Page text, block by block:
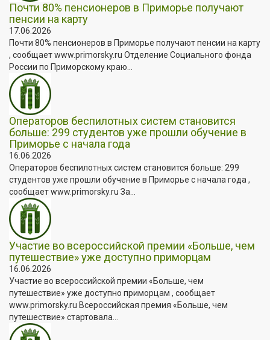
Почти 80% пенсионеров в Приморье получают
пенсии на карту
17.06.2026
Почти 80% пенсионеров в Приморье получают пенсии на карту
, сообщает www.primorsky.ru Отделение Социального фонда
России по Приморскому краю...
Операторов беспилотных систем становится
больше: 299 студентов уже прошли обучение в
Приморье с начала года
16.06.2026
Операторов беспилотных систем становится больше: 299
студентов уже прошли обучение в Приморье с начала года ,
сообщает www.primorsky.ru За...
Участие во всероссийской премии «Больше, чем
путешествие» уже доступно приморцам
16.06.2026
Участие во всероссийской премии «Больше, чем
путешествие» уже доступно приморцам , сообщает
www.primorsky.ru Всероссийская премия «Больше, чем
путешествие» стартовала...